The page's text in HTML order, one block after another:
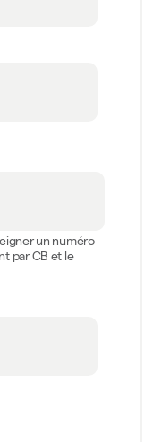
un numéro
par CB et le